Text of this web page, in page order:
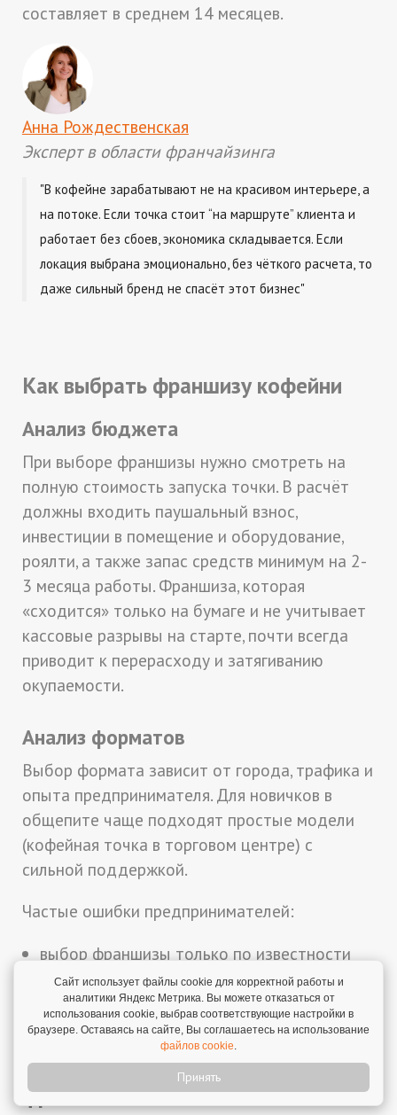
составляет в среднем 14 месяцев.
Анна Рождественская
Эксперт в области франчайзинга
"В кофейне зарабатывают не на красивом интерьере, а
на потоке. Если точка стоит “на маршруте” клиента и
работает без сбоев, экономика складывается. Если
локация выбрана эмоционально, без чёткого расчета, то
даже сильный бренд не спасёт этот бизнес"
Как выбрать франшизу кофейни
Анализ бюджета
При выборе франшизы нужно смотреть на
полную стоимость запуска точки. В расчёт
должны входить паушальный взнос,
инвестиции в помещение и оборудование,
роялти, а также запас средств минимум на 2-
3 месяца работы. Франшиза, которая
«сходится» только на бумаге и не учитывает
кассовые разрывы на старте, почти всегда
приводит к перерасходу и затягиванию
окупаемости.
Анализ форматов
Выбор формата зависит от города, трафика и
опыта предпринимателя. Для новичков в
общепите чаще подходят простые модели
(кофейная точка в торговом центре) с
сильной поддержкой.
Частые ошибки предпринимателей:
выбор франшизы только по известности
бренда;
игнорирование финансовой модели;
недооценка роли локации.
Как открыть кофейню по
франшизе
Сайт использует файлы cookie для корректной работы и
аналитики Яндекс Метрика. Вы можете отказаться от
использования cookie, выбрав соответствующие настройки в
браузере. Оставаясь на сайте, Вы соглашаетесь на использование
файлов cookie.
Принять